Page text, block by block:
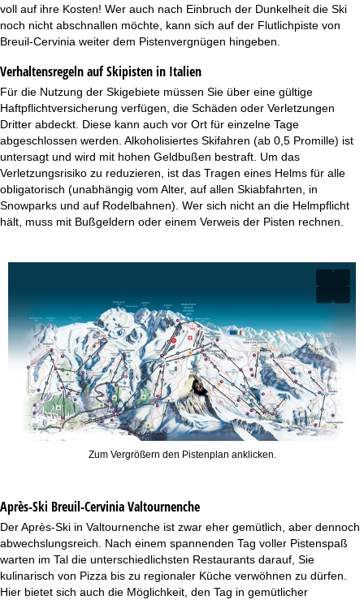
voll auf ihre Kosten! Wer auch nach Einbruch der Dunkelheit die Ski
noch nicht abschnallen möchte, kann sich auf der Flutlichpiste von
Breuil-Cervinia weiter dem Pistenvergnügen hingeben.
Verhaltensregeln auf Skipisten in Italien
Für die Nutzung der Skigebiete müssen Sie über eine gültige
Haftpflichtversicherung verfügen, die Schäden oder Verletzungen
Dritter abdeckt. Diese kann auch vor Ort für einzelne Tage
abgeschlossen werden. Alkoholisiertes Skifahren (ab 0,5 Promille) ist
untersagt und wird mit hohen Geldbußen bestraft. Um das
Verletzungsrisiko zu reduzieren, ist das Tragen eines Helms für alle
obligatorisch (unabhängig vom Alter, auf allen Skiabfahrten, in
Snowparks und auf Rodelbahnen). Wer sich nicht an die Helmpflicht
hält, muss mit Bußgeldern oder einem Verweis der Pisten rechnen.
Zum Vergrößern den Pistenplan anklicken.
Après-Ski Breuil-Cervinia Valtournenche
Der Après-Ski in Valtournenche ist zwar eher gemütlich, aber dennoch
abwechslungsreich. Nach einem spannenden Tag voller Pistenspaß
warten im Tal die unterschiedlichsten Restaurants darauf, Sie
kulinarisch von Pizza bis zu regionaler Küche verwöhnen zu dürfen.
Hier bietet sich auch die Möglichkeit, den Tag in gemütlicher